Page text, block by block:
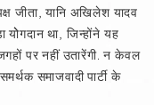
जीता, यानि अखिलेश यादव
योेगदान था, जिन्होंने यह
पर नहीं उतारेंगी. न केवल
समाजवादी पार्टी के